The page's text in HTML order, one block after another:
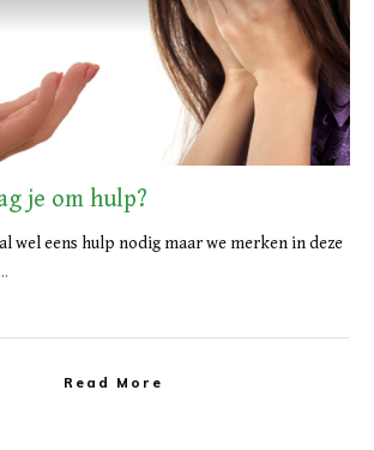
je om hulp?
wel eens hulp nodig maar we merken in deze
Read More